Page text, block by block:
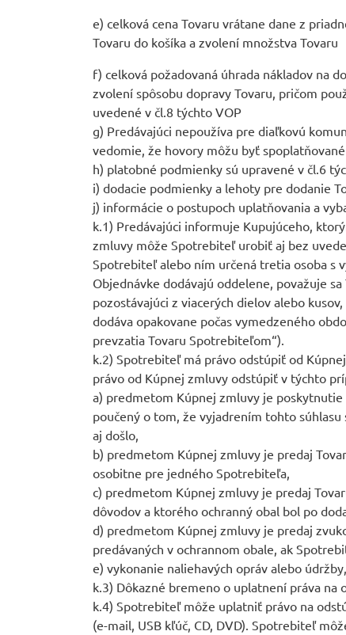
e) celková cena Tovaru vrátane dane z
Tovaru do košíka a zvolení množstva Tovaru
f) celková požadovaná úhrada nákladov na
zvolení spôsobu dopravy Tovaru, pričom
uvedené v čl.8 týchto VOP
g) Predávajúci nepoužíva pre diaľkovú
vedomie, že hovory môžu byť
h) platobné podmienky sú upravené v čl.6
i) dodacie podmienky a lehoty pre dodanie
j) informácie o postupoch uplatňovania a
k.1) Predávajúci informuje Kupujúceho,
zmluvy môže Spotrebiteľ urobiť aj bez
Spotrebiteľ alebo ním určená tretia osoba s
Objednávke dodávajú oddelene, považuje
pozostávajúci z viacerých dielov alebo
dodáva opakovane počas vymedzeného
prevzatia Tovaru Spotrebiteľom“).
k.2) Spotrebiteľ má právo odstúpiť od
právo od Kúpnej zmluvy odstúpiť v týchto
a) predmetom Kúpnej zmluvy je
poučený o tom, že vyjadrením tohto
aj došlo,
b) predmetom Kúpnej zmluvy je predaj
osobitne pre jedného Spotrebiteľa,
c) predmetom Kúpnej zmluvy je predaj
dôvodov a ktorého ochranný obal bol po
d) predmetom Kúpnej zmluvy je predaj
predávaných v ochrannom obale, ak
e) vykonanie naliehavých opráv alebo
k.3) Dôkazné bremeno o uplatnení práva
k.4) Spotrebiteľ môže uplatniť právo na
(e-mail, USB kľúč, CD, DVD). Spotrebiteľ